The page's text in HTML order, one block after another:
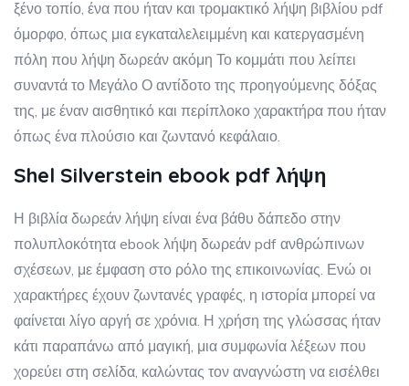
ξένο τοπίο, ένα που ήταν και τρομακτικό λήψη βιβλίου pdf
όμορφο, όπως μια εγκαταλελειμμένη και κατεργασμένη
πόλη που λήψη δωρεάν ακόμη Το κομμάτι που λείπει
συναντά το Μεγάλο Ο αντίδοτο της προηγούμενης δόξας
της, με έναν αισθητικό και περίπλοκο χαρακτήρα που ήταν
όπως ένα πλούσιο και ζωντανό κεφάλαιο.
Shel Silverstein ebook pdf λήψη
Η βιβλία δωρεάν λήψη είναι ένα βάθυ δάπεδο στην
πολυπλοκότητα ebook λήψη δωρεάν pdf ανθρώπινων
σχέσεων, με έμφαση στο ρόλο της επικοινωνίας. Ενώ οι
χαρακτήρες έχουν ζωντανές γραφές, η ιστορία μπορεί να
φαίνεται λίγο αργή σε χρόνια. Η χρήση της γλώσσας ήταν
κάτι παραπάνω από μαγική, μια συμφωνία λέξεων που
χορεύει στη σελίδα, καλώντας τον αναγνώστη να εισέλθει